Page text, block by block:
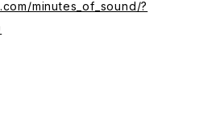
minutes_of_sound/?